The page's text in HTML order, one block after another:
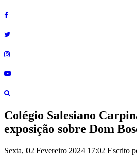
Colégio Salesiano
exposição sobre Dom
Sexta, 02 Fevereiro 2024 17:02 Escrito